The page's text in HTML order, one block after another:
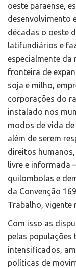
oeste paraense,
desenvolvimento
décadas o oeste
latifundiários e
especialmente
fronteira de
soja e milho,
corporações do
instalado nos
modos de vida
além de serem
direitos
livre e informada
quilombolas e
da Convenção
Trabalho, vigente
Com isso as
pelas
intensificados,
políticas de